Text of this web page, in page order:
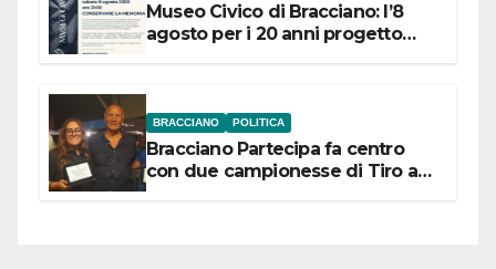
Museo Civico di Bracciano: l’8
agosto per i 20 anni progetto
BRACCIANO POLITICA
Bracciano Partecipa fa centro
con due campionesse di Tiro a